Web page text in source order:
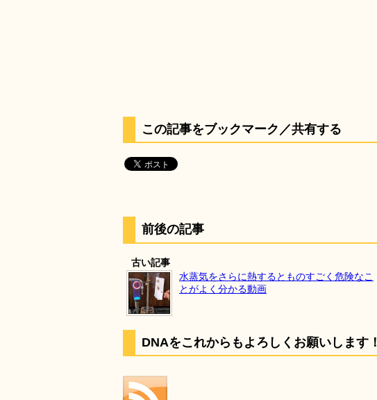
この記事をブックマーク／共有する
前後の記事
古い記事
水蒸気をさらに熱するとものすごく危険なこ
とがよく分かる動画
DNAをこれからもよろしくお願いします！